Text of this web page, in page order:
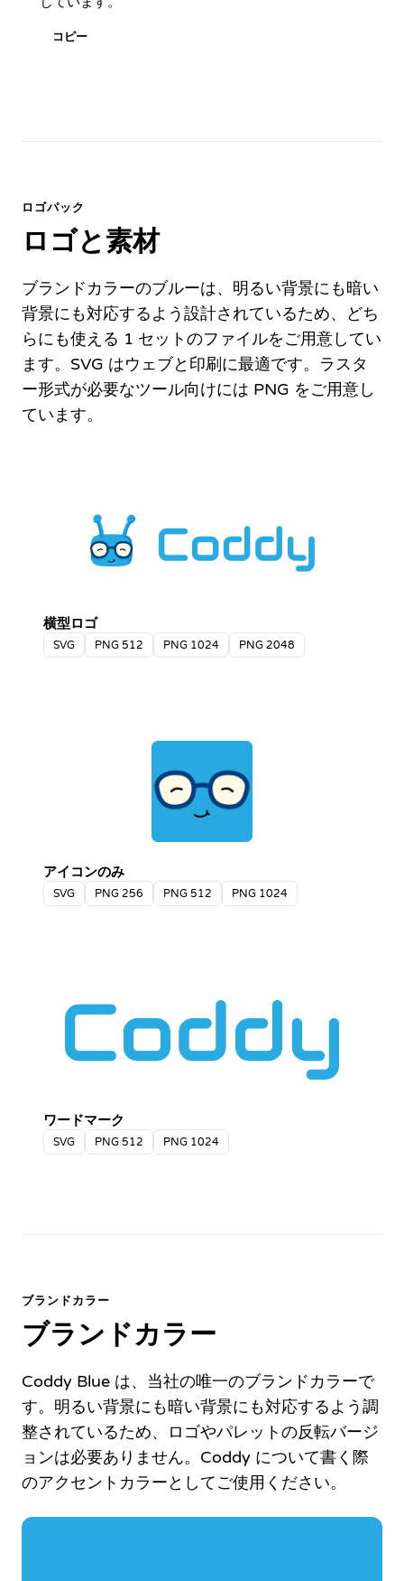
コピー
ロゴパック
ロゴと素材
ブランドカラーのブルーは、明るい背景にも暗い
背景にも対応するよう設計されているため、どち
らにも使える 1 セットのファイルをご用意してい
ます。SVG はウェブと印刷に最適です。ラスタ
ー形式が必要なツール向けには PNG をご用意し
ています。
横型ロゴ
SVG PNG 512 PNG 1024 PNG 2048
アイコンのみ
SVG PNG 256 PNG 512 PNG 1024
ワードマーク
SVG PNG 512 PNG 1024
ブランドカラー
ブランドカラー
Coddy Blue は、当社の唯一のブランドカラーで
す。明るい背景にも暗い背景にも対応するよう調
整されているため、ロゴやパレットの反転バージ
ョンは必要ありません。Coddy について書く際
のアクセントカラーとしてご使用ください。